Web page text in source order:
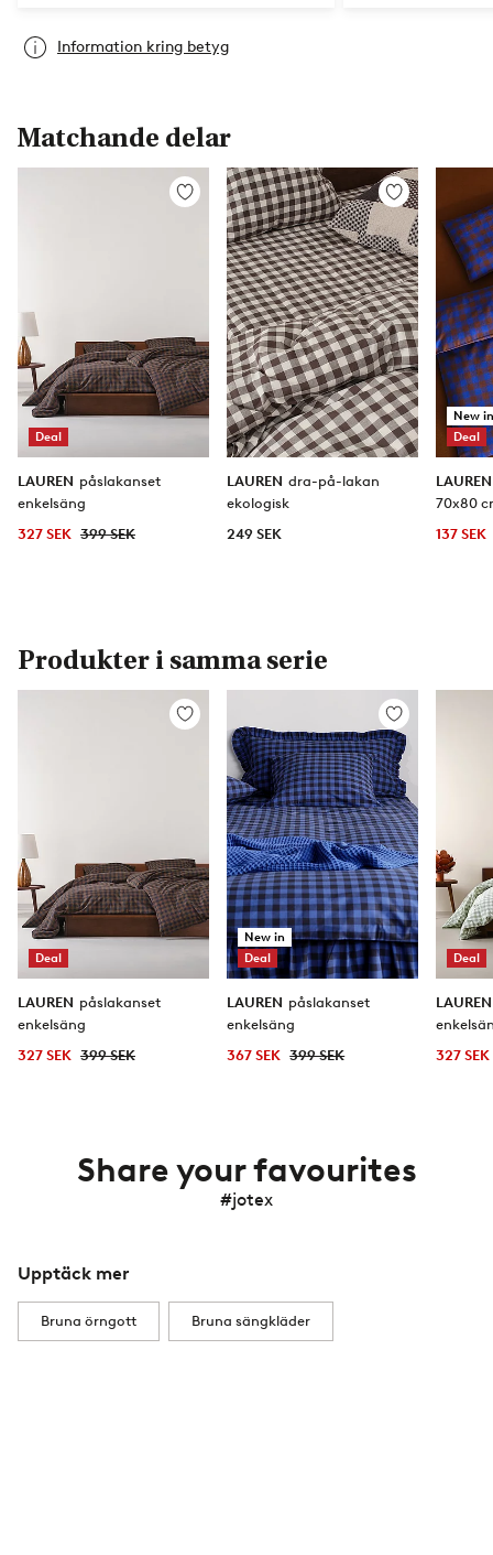
Information kring betyg
Matchande delar
Deal
Lägg
favoriter
LAUREN påslakanset
enkelsäng
327 SEK 399 SEK
Lägg
i
favoriter
LAUREN dra-på-lakan
ekologisk
249 SEK
New
Deal
70x80
137 SEK
Produkter i samma serie
Deal
Lägg
favoriter
LAUREN påslakanset
enkelsäng
327 SEK 399 SEK
New in
Deal
Lägg
till
i
favoriter
LAUREN påslakanset
enkelsäng
367 SEK 399 SEK
Deal
327 SEK
Share your favourites
#jotex
Upptäck mer
Bruna örngott Bruna sängkläder